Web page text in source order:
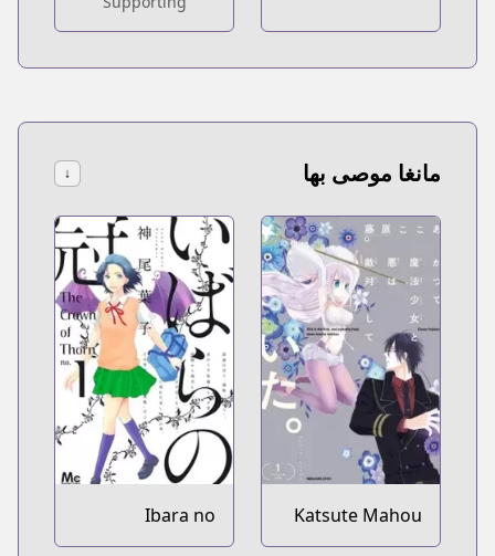
مانغا موصى بها ↓
Katsute Mahou
Shoujo to Aku
Ibara no
Kanmuri